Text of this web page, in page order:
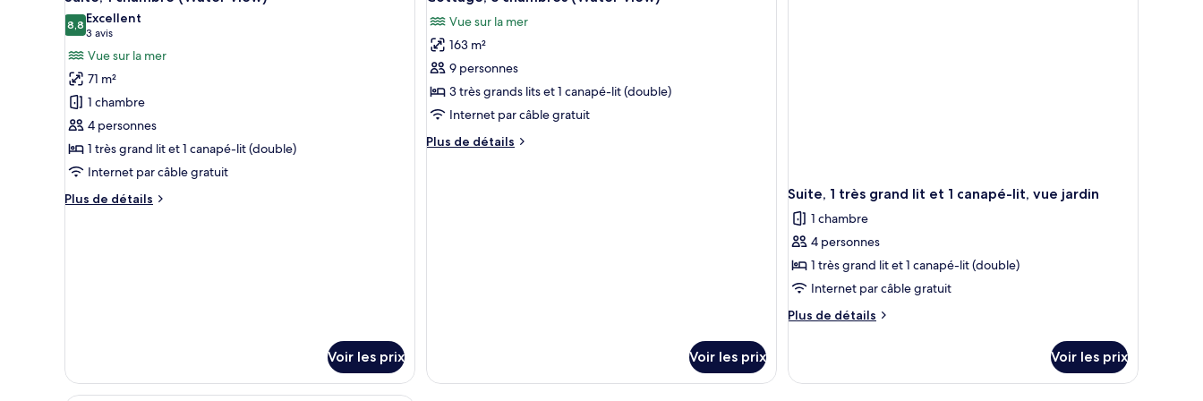
chambre
Chambre
(Water
View)
toutes
les
photos
pour
ce
type
de
chambre :
Suite,
1
8,88,8 sur 10
Excellent
3 avis
(3 avis)
Vue sur la mer
71 m²
1 chambre
4 personnes
1 très grand lit et 1 canapé-lit (double)
Internet par câble gratuit
Plus de détails
Plus
(Water
View)
Voir les prix
toutes
les
photos
pour
ce
type
chambre :
Vue sur la mer
163 m²
9 personnes
3 très grands lits et 1 canapé-lit (double)
Internet par câble gratuit
Plus de détails
Plus
Voir les prix
Suite, 1 très grand lit et 1 canapé-lit, vue jardin
1 chambre
4 personnes
1 très grand lit et 1 canapé-lit (double)
Internet par câble gratuit
Plus de détails
Plus
le
Voir les prix